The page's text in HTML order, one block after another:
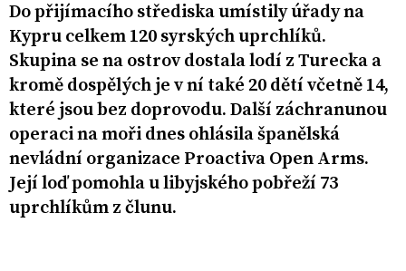
Do přijímacího střediska umístily úřady na
Kypru celkem 120 syrských uprchlíků.
Skupina se na ostrov dostala lodí z Turecka a
kromě dospělých je v ní také 20 dětí včetně 14,
které jsou bez doprovodu. Další záchranunou
operaci na moři dnes ohlásila španělská
nevládní organizace Proactiva Open Arms.
Její loď pomohla u libyjského pobřeží 73
uprchlíkům z člunu.